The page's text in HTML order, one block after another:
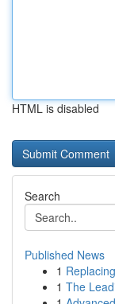
HTML is disabled
Search
Published News
1
1 The